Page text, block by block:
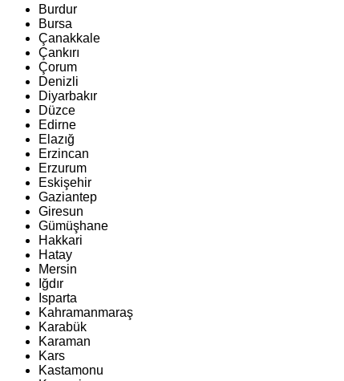
Burdur
Bursa
Çanakkale
Çankırı
Çorum
Denizli
Diyarbakır
Düzce
Edirne
Elazığ
Erzincan
Erzurum
Eskişehir
Gaziantep
Giresun
Gümüşhane
Hakkari
Hatay
Mersin
Iğdır
Isparta
Kahramanmaraş
Karabük
Karaman
Kars
Kastamonu